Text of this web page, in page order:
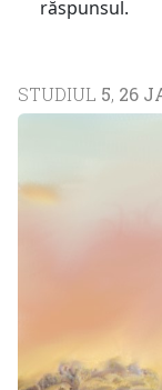
răspunsul.
STUDIUL 5, 26